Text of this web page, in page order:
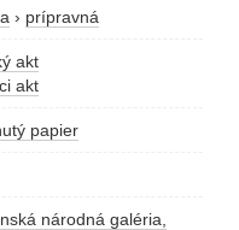
› prípravná
akt
akt
papier
národná galéria,